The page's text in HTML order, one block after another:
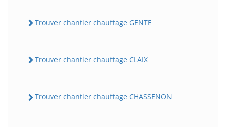
Trouver chantier chauffage GENTE
Trouver chantier chauffage CLAIX
Trouver chantier chauffage CHASSENON